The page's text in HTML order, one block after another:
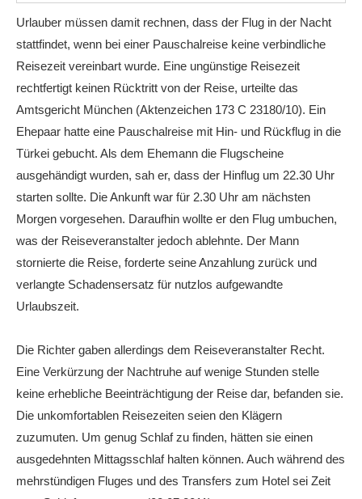
Urlauber müssen damit rechnen, dass der Flug in der Nacht
stattfindet, wenn bei einer Pauschalreise keine verbindliche
Reisezeit vereinbart wurde. Eine ungünstige Reisezeit
rechtfertigt keinen Rücktritt von der Reise, urteilte das
Amtsgericht München (Aktenzeichen 173 C 23180/10). Ein
Ehepaar hatte eine Pauschalreise mit Hin- und Rückflug in die
Türkei gebucht. Als dem Ehemann die Flugscheine
ausgehändigt wurden, sah er, dass der Hinflug um 22.30 Uhr
starten sollte. Die Ankunft war für 2.30 Uhr am nächsten
Morgen vorgesehen. Daraufhin wollte er den Flug umbuchen,
was der Reiseveranstalter jedoch ablehnte. Der Mann
stornierte die Reise, forderte seine Anzahlung zurück und
verlangte Schadensersatz für nutzlos aufgewandte
Urlaubszeit.
Die Richter gaben allerdings dem Reiseveranstalter Recht.
Eine Verkürzung der Nachtruhe auf wenige Stunden stelle
keine erhebliche Beeinträchtigung der Reise dar, befanden sie.
Die unkomfortablen Reisezeiten seien den Klägern
zuzumuten. Um genug Schlaf zu finden, hätten sie einen
ausgedehnten Mittagsschlaf halten können. Auch während des
mehrstündigen Fluges und des Transfers zum Hotel sei Zeit